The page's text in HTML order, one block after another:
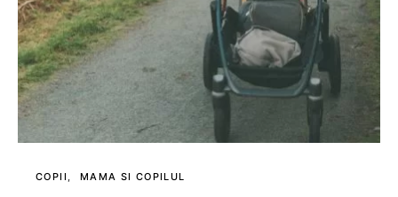
COPII MAMA SI COPILUL